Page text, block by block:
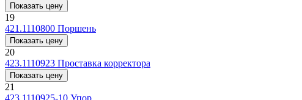
Показать цену
19
421.1110800 Поршень
Показать цену
20
423.1110923 Проставка корректора
Показать цену
21
423.1110925-10 Упор